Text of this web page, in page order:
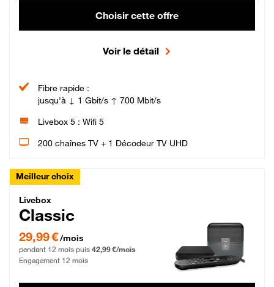
Choisir cette offre
Voir le détail
Fibre rapide :
jusqu'à ↓ 1 Gbit/s ↑ 700 Mbit/s
Livebox 5 : Wifi 5
200 chaînes TV + 1 Décodeur TV UHD
Meilleur choix
Livebox Classic Fibre
Livebox
Classic
29,99 € par mois pendant 12 mois puis 42,99 € par mois, Engagement 12 mois
29,99 €/mois
pendant 12 mois puis 42,99 €/mois
Engagement 12 mois